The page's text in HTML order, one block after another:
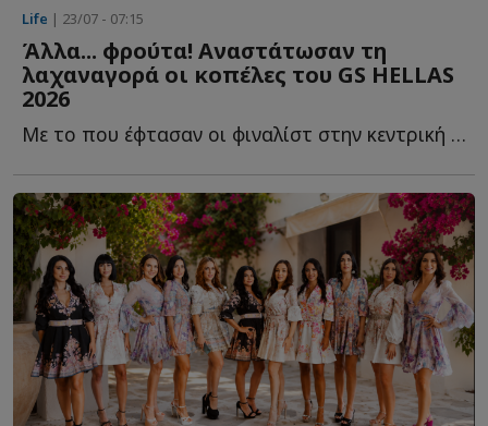
Life | 23/07 - 07:15
Άλλα... φρούτα! Αναστάτωσαν τη
λαχαναγορά οι κοπέλες του GS HELLAS
2026
Με το που έφτασαν οι φιναλίστ στην κεντρική λαχαναγορά Α...